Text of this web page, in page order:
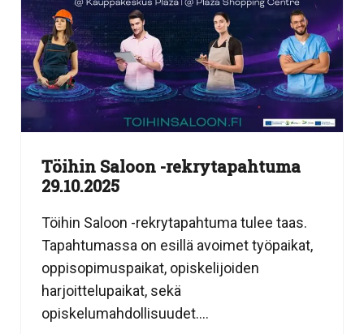
Töihin Saloon -rekrytapahtuma
29.10.2025
Töihin Saloon -rekrytapahtuma tulee taas.
Tapahtumassa on esillä avoimet työpaikat,
oppisopimuspaikat, opiskelijoiden
harjoittelupaikat, sekä
opiskelumahdollisuudet....